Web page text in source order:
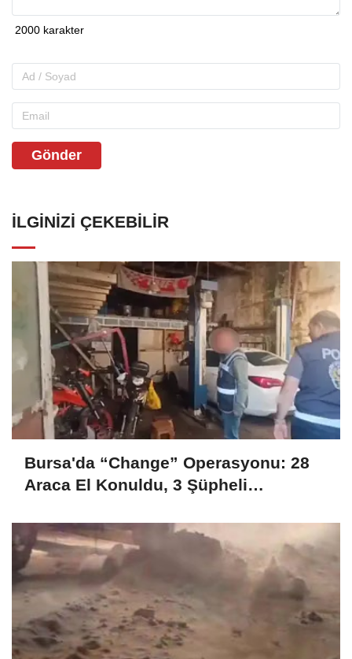
Gönder
İLGINIZI ÇEKEBILIR
Bursa'da “Change” Operasyonu: 28
Araca El Konuldu, 3 Şüpheli